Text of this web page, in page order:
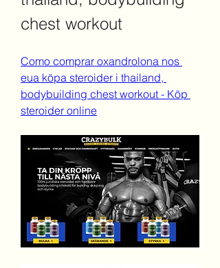
chest workout
Como comprar oxandrolona nos
eua köpa steroider i thailand,
bodybuilding chest workout - Köp
steroider online